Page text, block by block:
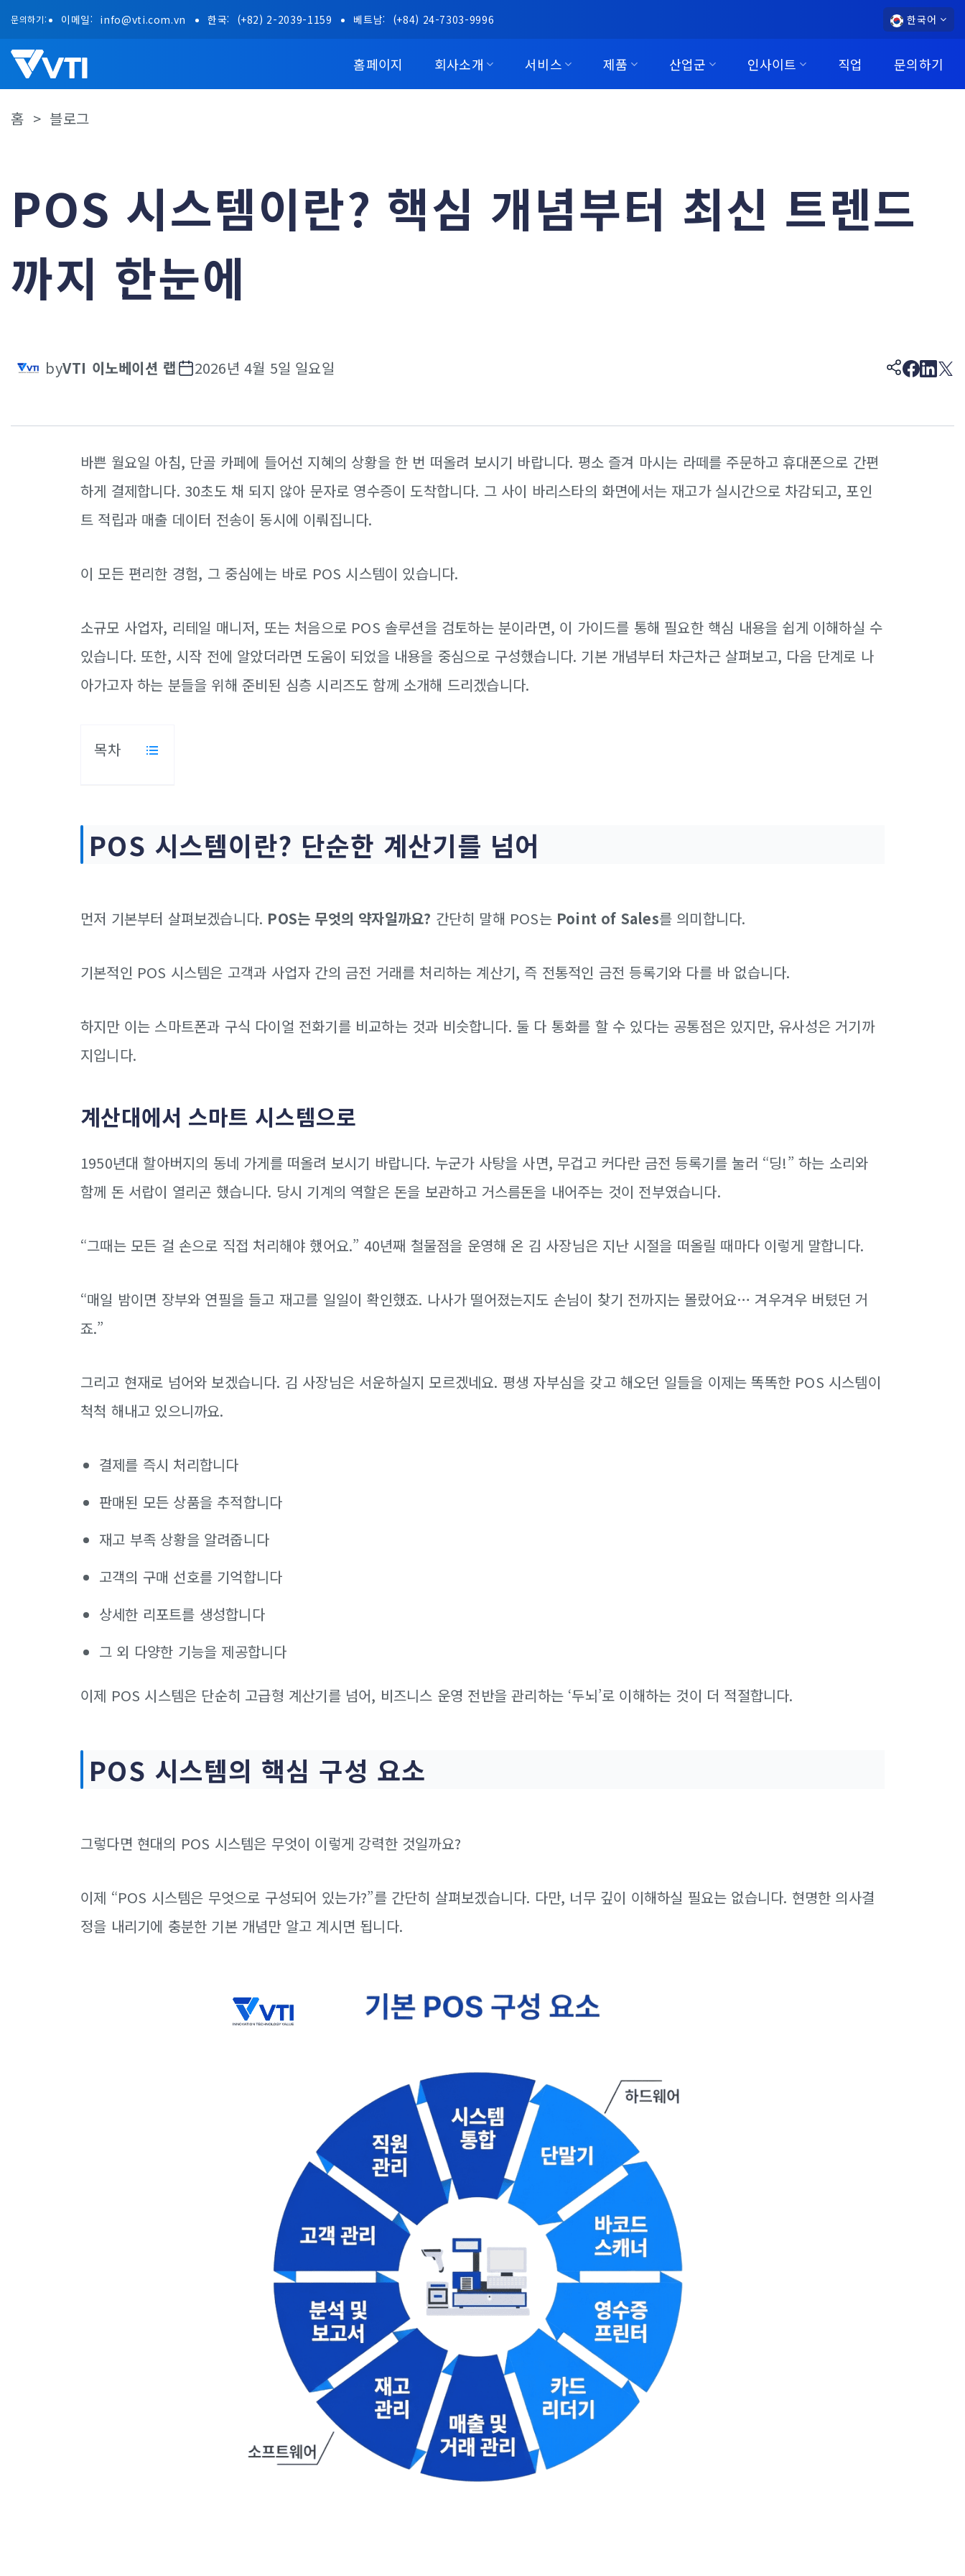
to문의하기: 이메일: info@vti.com.vn 한국: (+82) 2-2039-1159 베트남: (+84) 24-7303-9996 한국어
홈페이지 회사소개 서비스 제품 산업군 인사이트 직업 문의하기
홈 > 블로그
POS 시스템이란? 핵심 개념부터 최신 트렌드
까지 한눈에
byVTI 이노베이션 랩 2026년 4월 5일 일요일
바쁜 월요일 아침, 단골 카페에 들어선 지혜의 상황을 한 번 떠올려 보시기 바랍니다. 평소 즐겨 마시는 라떼를 주문하고 휴대폰으로 간편
하게 결제합니다. 30초도 채 되지 않아 문자로 영수증이 도착합니다. 그 사이 바리스타의 화면에서는 재고가 실시간으로 차감되고, 포인
트 적립과 매출 데이터 전송이 동시에 이뤄집니다.
이 모든 편리한 경험, 그 중심에는 바로 POS 시스템이 있습니다.
소규모 사업자, 리테일 매니저, 또는 처음으로 POS 솔루션을 검토하는 분이라면, 이 가이드를 통해 필요한 핵심 내용을 쉽게 이해하실 수
있습니다. 또한, 시작 전에 알았더라면 도움이 되었을 내용을 중심으로 구성했습니다. 기본 개념부터 차근차근 살펴보고, 다음 단계로 나
아가고자 하는 분들을 위해 준비된 심층 시리즈도 함께 소개해 드리겠습니다.
목차
POS 시스템이란? 단순한 계산기를 넘어
먼저 기본부터 살펴보겠습니다. POS는 무엇의 약자일까요? 간단히 말해 POS는 Point of Sales를 의미합니다.
기본적인 POS 시스템은 고객과 사업자 간의 금전 거래를 처리하는 계산기, 즉 전통적인 금전 등록기와 다를 바 없습니다.
하지만 이는 스마트폰과 구식 다이얼 전화기를 비교하는 것과 비슷합니다. 둘 다 통화를 할 수 있다는 공통점은 있지만, 유사성은 거기까
지입니다.
계산대에서 스마트 시스템으로
1950년대 할아버지의 동네 가게를 떠올려 보시기 바랍니다. 누군가 사탕을 사면, 무겁고 커다란 금전 등록기를 눌러 “딩!” 하는 소리와
함께 돈 서랍이 열리곤 했습니다. 당시 기계의 역할은 돈을 보관하고 거스름돈을 내어주는 것이 전부였습니다.
“그때는 모든 걸 손으로 직접 처리해야 했어요.” 40년째 철물점을 운영해 온 김 사장님은 지난 시절을 떠올릴 때마다 이렇게 말합니다.
“매일 밤이면 장부와 연필을 들고 재고를 일일이 확인했죠. 나사가 떨어졌는지도 손님이 찾기 전까지는 몰랐어요… 겨우겨우 버텼던 거
죠.”
그리고 현재로 넘어와 보겠습니다. 김 사장님은 서운하실지 모르겠네요. 평생 자부심을 갖고 해오던 일들을 이제는 똑똑한 POS 시스템이
척척 해내고 있으니까요.
결제를 즉시 처리합니다
판매된 모든 상품을 추적합니다
재고 부족 상황을 알려줍니다
고객의 구매 선호를 기억합니다
상세한 리포트를 생성합니다
그 외 다양한 기능을 제공합니다
이제 POS 시스템은 단순히 고급형 계산기를 넘어, 비즈니스 운영 전반을 관리하는 ‘두뇌’로 이해하는 것이 더 적절합니다.
POS 시스템의 핵심 구성 요소
그렇다면 현대의 POS 시스템은 무엇이 이렇게 강력한 것일까요?
이제 “POS 시스템은 무엇으로 구성되어 있는가?”를 간단히 살펴보겠습니다. 다만, 너무 깊이 이해하실 필요는 없습니다. 현명한 의사결
정을 내리기에 충분한 기본 개념만 알고 계시면 됩니다.